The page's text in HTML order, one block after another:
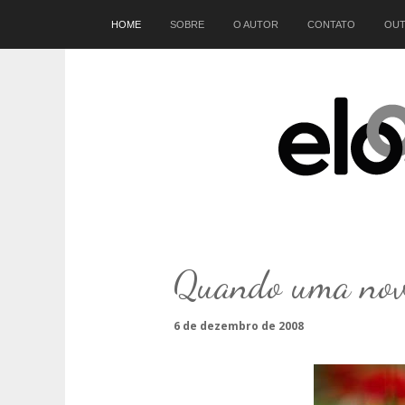
HOME SOBRE O AUTOR CONTATO Início
Quando uma
6 de dezembro de 2008